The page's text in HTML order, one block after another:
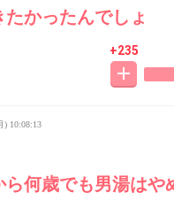
かったんでしょ
+235
) 10:08:13
ら何歳でも男湯はや